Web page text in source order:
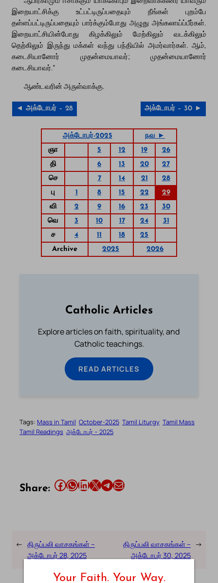
இறையாட்சிக்கு உட்பட்டிருப்பதையும் நீங்கள் புறம்பே
தள்ளப்பட்டிருப்பதையும் பார்க்கும்போது அழுது அங்கலாய்ப்பீர்கள்.
இறையாட்சியின்போது கிழக்கிலும் மேற்கிலும் வடக்கிலும்
தெற்கிலும் இருந்து மக்கள் வந்து பந்தியில் அமர்வார்கள். ஆம்,
கடைசியானோர் முதன்மையாவர்; முதன்மையானோர்
கடைசியாவர்.”
ஆண்டவரின் அருள்வாக்கு.
◄ அக்டோபர் – 28 அக்டோபர் – 30 ►
அக்டோபர்-2025
நவ ►
ஞா
5 12 19
26
தி
6 13 20
27
செ
7 14 21
28
பு
1 8 15 22
29
வி
2 9 16 23
30
வெ
3 10 17 24
31
ச
4 11 18
25
Archive
2025 2026
Catholic Articles
Explore articles on faith, spirituality, and
Catholic teachings.
READ ARTICLES
Tags: Mass in Tamil October-2025 Tamil Liturgy Tamil Mass
Tamil Readings அக்டோபர் – 2025
Share: Share this article on Facebook Share this article on WhatsApp Share this article on LinkedIn Share this article on X Share this article on TelegramEmail this Article
← திருப்பலி வாசகங்கள் –
அக்டோபர் 28, 2025
திருப்பலி வாசகங்கள் –
அக்டோபர் 30, 2025
→
Your Faith. Your Way.